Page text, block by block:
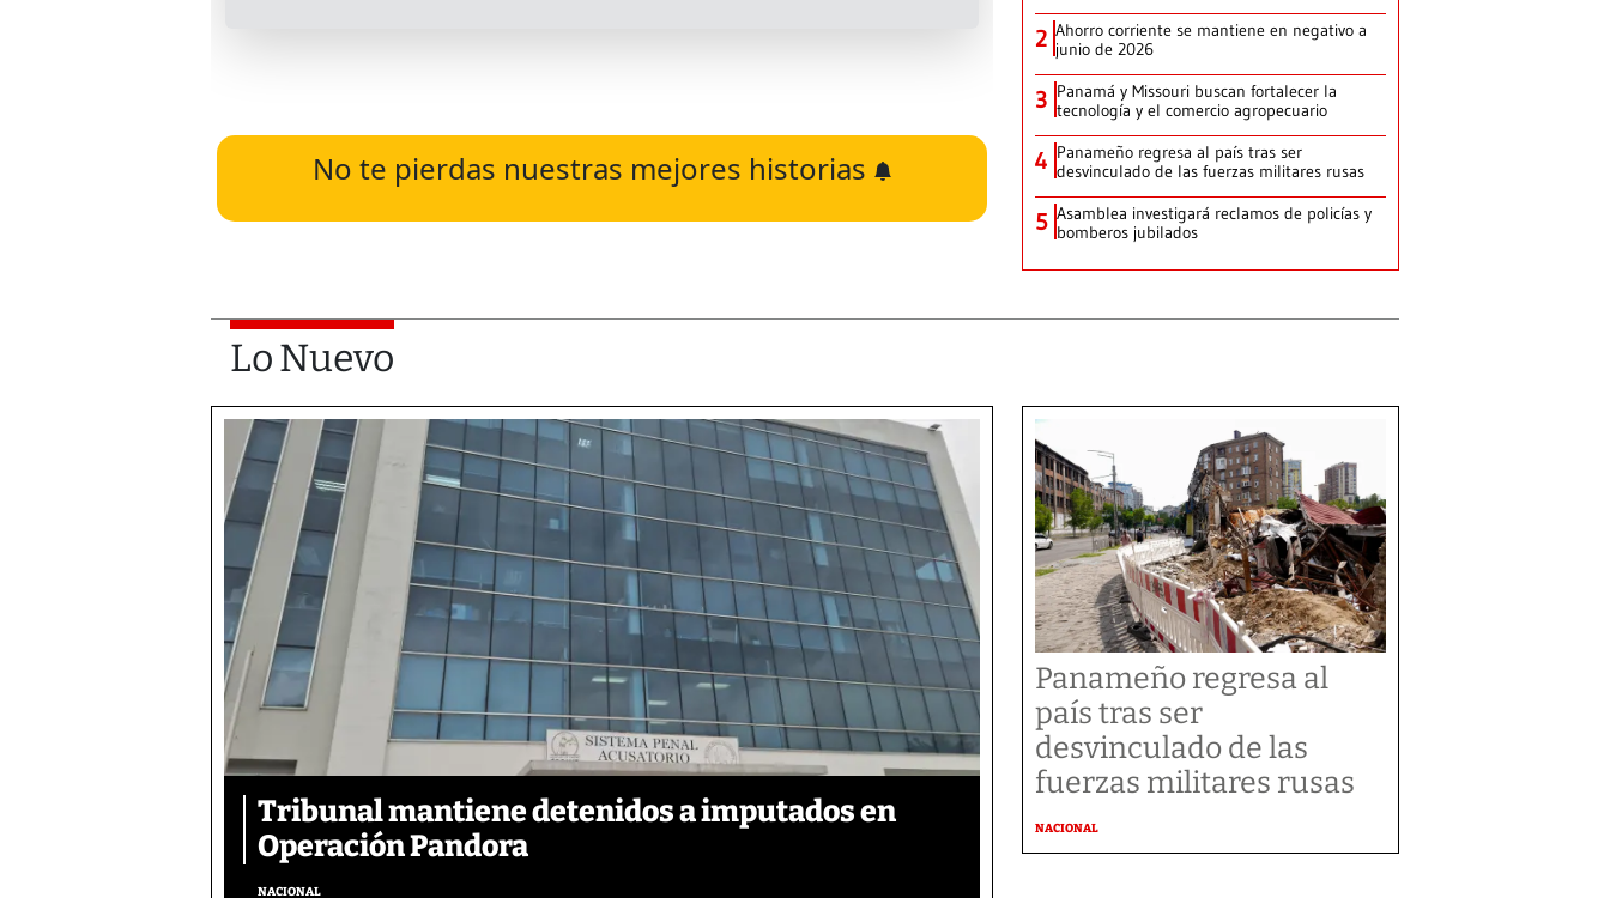
No te pierdas nuestras mejores historias
2 Ahorro corriente se mantiene en negativo a
junio de 2026
3 Panamá y Missouri buscan fortalecer la
tecnología y el comercio agropecuario
4 Panameño regresa al país tras ser
desvinculado de las fuerzas militares rusas
5 Asamblea investigará reclamos de policías y
bomberos jubilados
Lo Nuevo
Tribunal mantiene detenidos a imputados en
Operación Pandora
NACIONAL
Panameño regresa al
país tras ser
desvinculado de las
fuerzas militares rusas
NACIONAL